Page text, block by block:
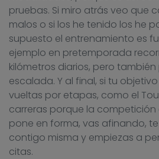
pruebas. Si miro atrás veo que
malos o si los he tenido los he
supuesto el entrenamiento es
ejemplo en pretemporada
kilómetros diarios, pero
escalada. Y al final, si tu
vueltas por etapas, como el
carreras porque la competición
pone en forma, vas afinando,
contigo misma y empiezas a
citas.